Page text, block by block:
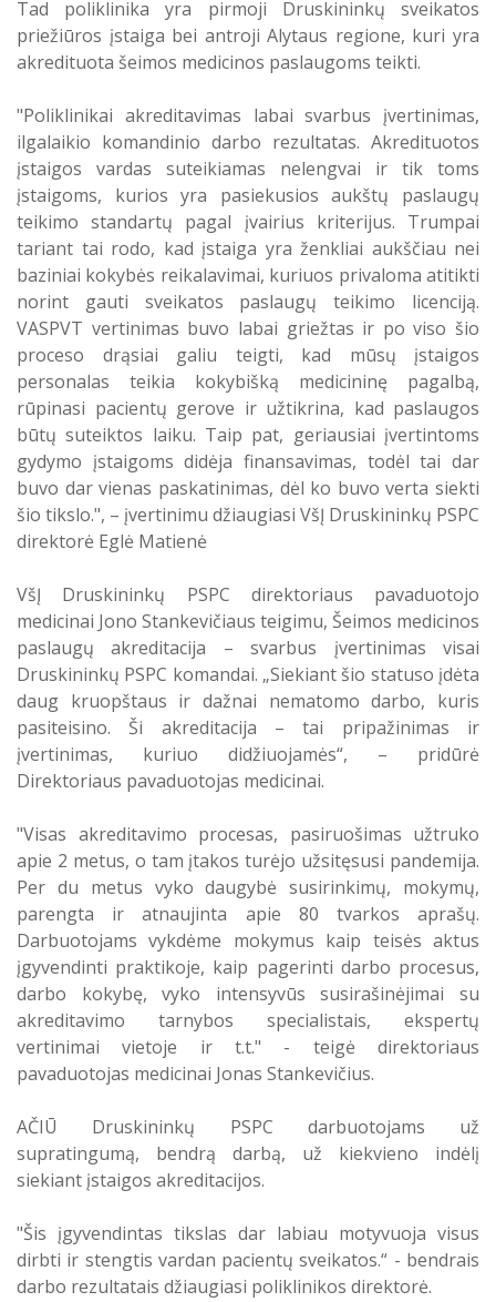
Profilaktinio (ikigydytojinio) kabineto
darbo laikas ir funkcijos Druskininkų
PSPC
Atostogaujantys ir sergantys
darbuotojai
Tad poliklinika yra pirmoji Druskininkų sveikatos
priežiūros įstaiga bei antroji Alytaus regione, kuri yra
akredituota šeimos medicinos paslaugoms teikti.
"Poliklinikai akreditavimas labai svarbus įvertinimas,
ilgalaikio komandinio darbo rezultatas. Akredituotos
įstaigos vardas suteikiamas nelengvai ir tik toms
įstaigoms, kurios yra pasiekusios aukštų paslaugų
teikimo standartų pagal įvairius kriterijus. Trumpai
tariant tai rodo, kad įstaiga yra ženkliai aukščiau nei
baziniai kokybės reikalavimai, kuriuos privaloma atitikti
norint gauti sveikatos paslaugų teikimo licenciją.
VASPVT vertinimas buvo labai griežtas ir po viso šio
proceso drąsiai galiu teigti, kad mūsų įstaigos
personalas teikia kokybišką medicininę pagalbą,
rūpinasi pacientų gerove ir užtikrina, kad paslaugos
būtų suteiktos laiku. Taip pat, geriausiai įvertintoms
gydymo įstaigoms didėja finansavimas, todėl tai dar
buvo dar vienas paskatinimas, dėl ko buvo verta siekti
šio tikslo.", – įvertinimu džiaugiasi VšĮ Druskininkų PSPC
direktorė Eglė Matienė
VšĮ Druskininkų PSPC direktoriaus pavaduotojo
medicinai Jono Stankevičiaus teigimu, Šeimos medicinos
paslaugų akreditacija – svarbus įvertinimas visai
Druskininkų PSPC komandai. „Siekiant šio statuso įdėta
daug kruopštaus ir dažnai nematomo darbo, kuris
pasiteisino. Ši akreditacija – tai pripažinimas ir
įvertinimas, kuriuo didžiuojamės“, – pridūrė
Direktoriaus pavaduotojas medicinai.
"Visas akreditavimo procesas, pasiruošimas užtruko
apie 2 metus, o tam įtakos turėjo užsitęsusi pandemija.
Per du metus vyko daugybė susirinkimų, mokymų,
parengta ir atnaujinta apie 80 tvarkos aprašų.
Darbuotojams vykdėme mokymus kaip teisės aktus
įgyvendinti praktikoje, kaip pagerinti darbo procesus,
darbo kokybę, vyko intensyvūs susirašinėjimai su
akreditavimo tarnybos specialistais, ekspertų
vertinimai vietoje ir t.t." - teigė direktoriaus
pavaduotojas medicinai Jonas Stankevičius.
AČIŪ Druskininkų PSPC darbuotojams už
supratingumą, bendrą darbą, už kiekvieno indėlį
siekiant įstaigos akreditacijos.
"Šis įgyvendintas tikslas dar labiau motyvuoja visus
dirbti ir stengtis vardan pacientų sveikatos.“ - bendrais
darbo rezultatais džiaugiasi poliklinikos direktorė.